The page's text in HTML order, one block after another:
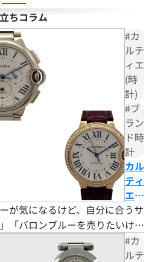
ちコラム
#カ
ルテ
ィエ
(時
計)
#ブ
ラン
ド時
計
カル
ティ
エ
「バ
ロン
ブル
ー」
が気になるけど、自分に合うサ
「バロンブルーを売りたいけ
うすればいい？」とお悩みでは
#カ
ルテ